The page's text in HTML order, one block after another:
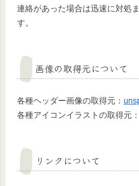
連絡があった場合は迅速に対処
す。
画像の取得元について
各種ヘッダー画像の取得元：
各種アイコンイラストの取得元：
リンクについて